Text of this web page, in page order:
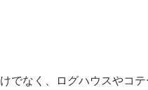
でなく、ログハウスやコ